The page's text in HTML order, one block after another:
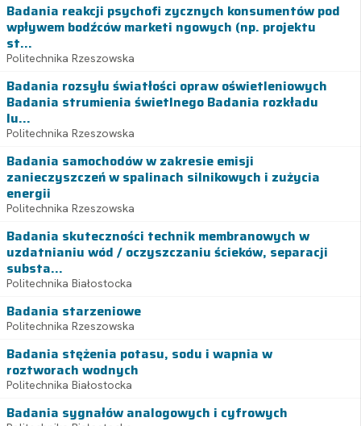
Badania reakcji psychofi zycznych konsumentów pod
wpływem bodźców marketi ngowych (np. projektu
st...
Politechnika Rzeszowska
Badania rozsyłu światłości opraw oświetleniowych
Badania strumienia świetlnego Badania rozkładu
lu...
Politechnika Rzeszowska
Badania samochodów w zakresie emisji
zanieczyszczeń w spalinach silnikowych i zużycia
energii
Politechnika Rzeszowska
Badania skuteczności technik membranowych w
uzdatnianiu wód / oczyszczaniu ścieków, separacji
substa...
Politechnika Białostocka
Badania starzeniowe
Politechnika Rzeszowska
Badania stężenia potasu, sodu i wapnia w
roztworach wodnych
Politechnika Białostocka
Badania sygnałów analogowych i cyfrowych